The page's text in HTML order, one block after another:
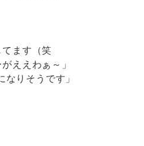
ます（笑
ええわぁ～」
なりそうです」